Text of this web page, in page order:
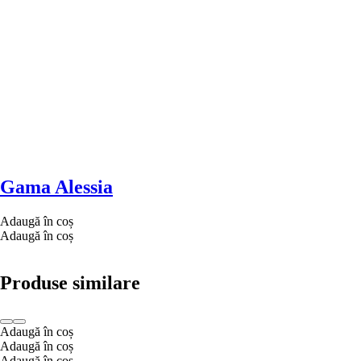
Gama Alessia
Adaugă în coș
Adaugă în coș
Produse similare
Adaugă în coș
Adaugă în coș